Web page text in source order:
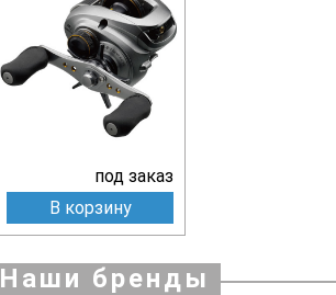
под заказ
В корзину
Наши бренды